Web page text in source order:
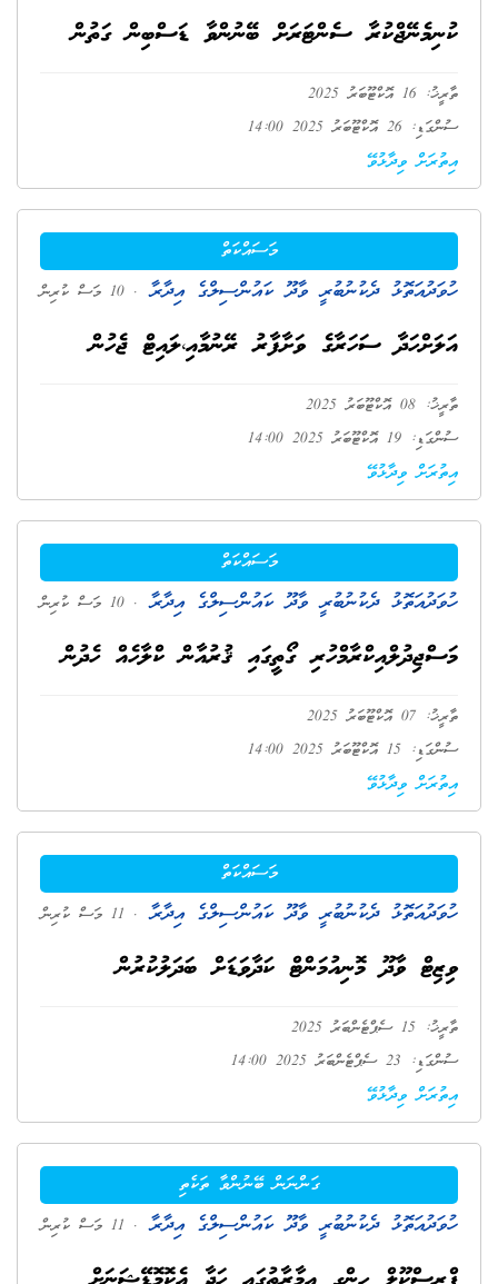
ކުނިމެނޭޖްކުރާ ސެންޓަރަށް ބޭނުންވާ ޑަސްބިން ގަތުން
ތާރީޚު: 16 އޮކްޓޫބަރު 2025
ސުންގަޑި: 26 އޮކްޓޫބަރު 2025 14:00
އިތުރަށް ވިދާޅުވޭ
މަސައްކަތް
ހުވަދުއަތޮޅު ދެކުނުބުރީ ވާދޫ ކައުންސިލްގެ އިދާރާ . 10 މަސް ކުރިން
އަލަށްހަދާ ސަހަރާގެ ވަށާފާރު ރޭނުމާއި،ލައިޓް ޖެހުން
ތާރީޚު: 08 އޮކްޓޫބަރު 2025
ސުންގަޑި: 19 އޮކްޓޫބަރު 2025 14:00
އިތުރަށް ވިދާޅުވޭ
މަސައްކަތް
ހުވަދުއަތޮޅު ދެކުނުބުރީ ވާދޫ ކައުންސިލްގެ އިދާރާ . 10 މަސް ކުރިން
މަސްޖިދުލްއިކްރާމްހުރި ގޯތީގައި ޤުރުއާން ކްލާހެއް ހެދުން
ތާރީޚު: 07 އޮކްޓޫބަރު 2025
ސުންގަޑި: 15 އޮކްޓޫބަރު 2025 14:00
އިތުރަށް ވިދާޅުވޭ
މަސައްކަތް
ހުވަދުއަތޮޅު ދެކުނުބުރީ ވާދޫ ކައުންސިލްގެ އިދާރާ . 11 މަސް ކުރިން
ވިޒިޓް ވާދޫ މޮނިއުމަންޓް ކަދާވަޑަށް ބަދަލުކުރުން
ތާރީޚު: 15 ސެޕްޓެންބަރު 2025
ސުންގަޑި: 23 ސެޕްޓެންބަރު 2025 14:00
އިތުރަށް ވިދާޅުވޭ
ގަންނަން ބޭނުންވާ ތަކެތި
ހުވަދުއަތޮޅު ދެކުނުބުރީ ވާދޫ ކައުންސިލްގެ އިދާރާ . 11 މަސް ކުރިން